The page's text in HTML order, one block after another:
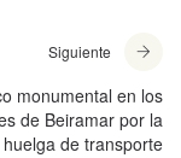
Siguiente
monumental en los
de Beiramar por la
huelga de transporte